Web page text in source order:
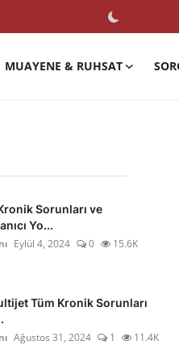
MUAYENE & RUHSAT
Sorunları ve
Yo...
Eylül 4, 2024 0 15.6K
Tüm Kronik Sorunları
Ağustos 31, 2024 1 11.4K